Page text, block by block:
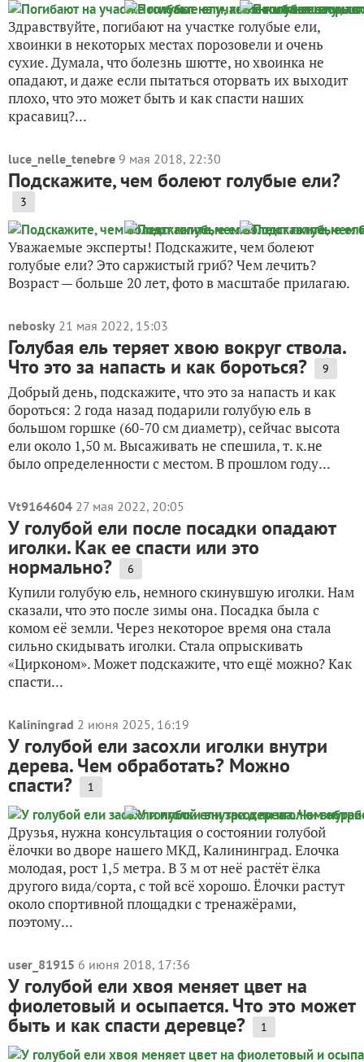
Здравствуйте, погибают на участке голубые ели,
хвоинки в некоторых местах порозовели и очень
сухие. Думала, что болезнь шютте, но хвоинка не
опадают, и даже если пытаться оторвать их выходит
плохо, что это может быть и как спасти наших
красавиц?...
luce_nelle_tenebre 9 мая 2018, 22:30
Подскажите, чем болеют голубые ели?
3
Уважаемые эксперты! Подскажите, чем болеют
голубые ели? Это саржистый гриб? Чем лечить?
Возраст — больше 20 лет, фото в масштабе прилагаю.
nebosky 21 мая 2022, 15:03
Голубая ель теряет хвою вокруг ствола.
Что это за напасть и как бороться? 9
Добрый день, подскажите, что это за напасть и как
бороться: 2 года назад подарили голубую ель в
большом горшке (60-70 см диаметр), сейчас высота
ели около 1,50 м. Высаживать не спешила, т. к.не
было определенности с местом. В прошлом году...
Vt9164604 27 мая 2022, 20:05
У голубой ели после посадки опадают
иголки. Как ее спасти или это
нормально? 6
Купили голубую ель, немного скинувшую иголки. Нам
сказали, что это после зимы она. Посадка была с
комом её земли. Через некоторое время она стала
сильно скидывать иголки. Стала опрыскивать
«Цирконом». Может подскажите, что ещё можно? Как
спасти...
Kaliningrad 2 июня 2025, 16:19
У голубой ели засохли иголки внутри
дерева. Чем обработать? Можно
спасти? 1
Друзья, нужна консультация о состоянии голубой
ёлочки во дворе нашего МКД, Калининград. Елочка
молодая, рост 1,5 метра. В 3 м от неё растёт ёлка
другого вида/сорта, с той всё хорошо. Ёлочки растут
около спортивной площадки с тренажёрами,
поэтому...
user_81915 6 июня 2018, 17:36
У голубой ели хвоя меняет цвет на
фиолетовый и осыпается. Что это может
быть и как спасти деревце? 1